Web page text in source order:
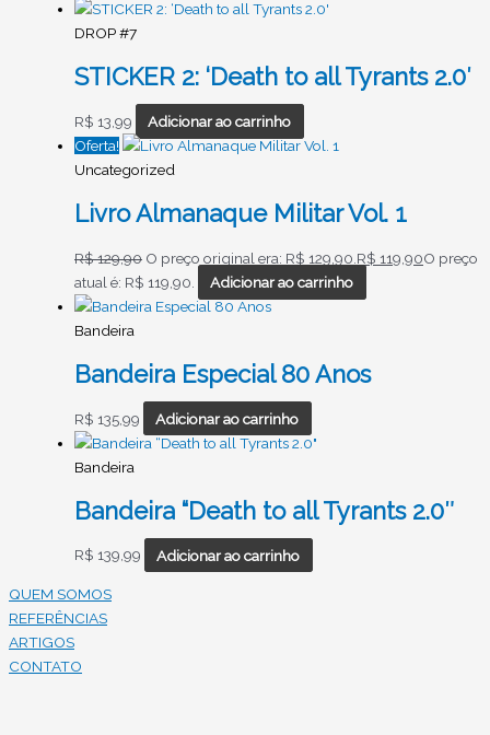
DROP #7
STICKER 2: ‘Death to all Tyrants 2.0′
R$ 13,99
Adicionar ao carrinho
Oferta!
Uncategorized
Livro Almanaque Militar Vol. 1
R$129,90 O preço original era: R$ 129,90. R$ 119,90O preço
atual é: R$ 119,90.
Adicionar ao carrinho
Bandeira
Bandeira Especial 80 Anos
R$ 135,99 Adicionar ao carrinho
Bandeira
Bandeira “Death to all Tyrants 2.0″
R$ 139,99 Adicionar ao carrinho
QUEM SOMOS
REFERÊNCIAS
ARTIGOS
CONTATO